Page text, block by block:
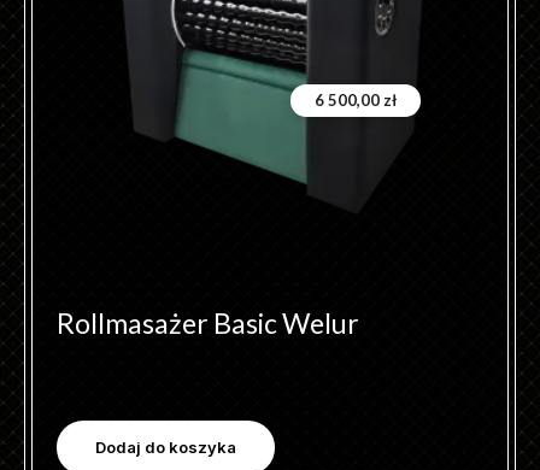
6 500,00 zł
Rollmasażer Basic Welur
Dodaj do koszyka